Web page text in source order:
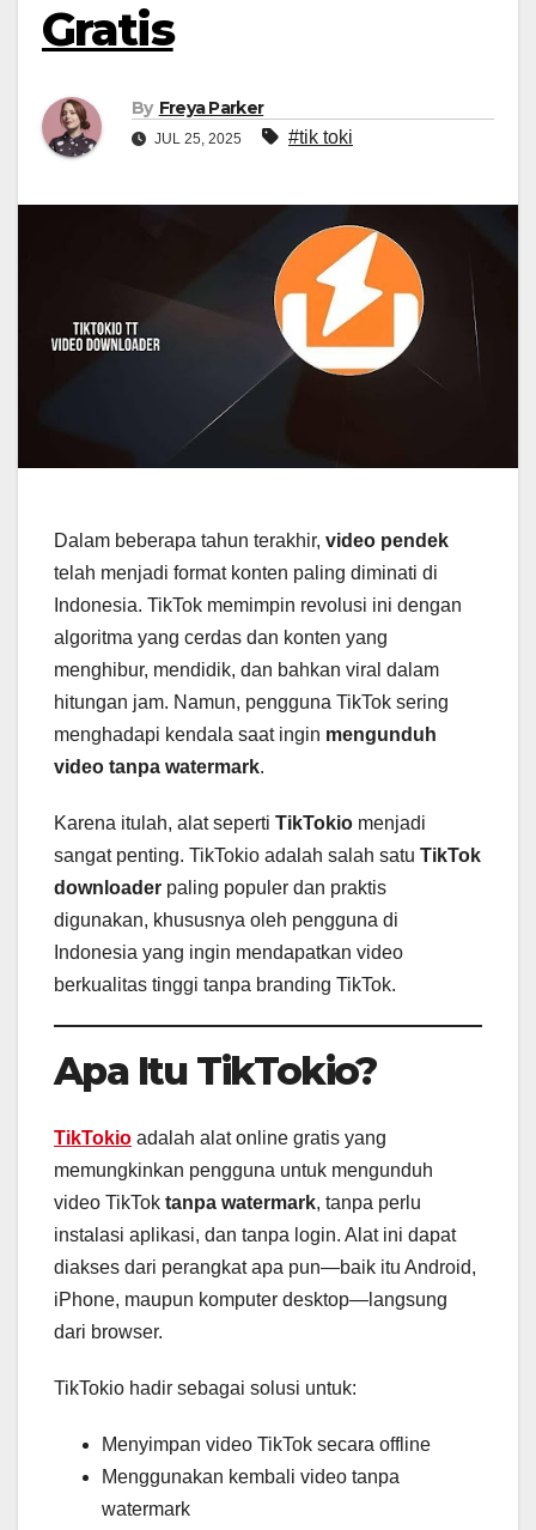
Gratis
By Freya Parker
JUL 25, 2025 #tik toki
Dalam beberapa tahun terakhir, video pendek
telah menjadi format konten paling diminati di
Indonesia. TikTok memimpin revolusi ini dengan
algoritma yang cerdas dan konten yang
menghibur, mendidik, dan bahkan viral dalam
hitungan jam. Namun, pengguna TikTok sering
menghadapi kendala saat ingin mengunduh
video tanpa watermark.
Karena itulah, alat seperti TikTokio menjadi
sangat penting. TikTokio adalah salah satu TikTok
downloader paling populer dan praktis
digunakan, khususnya oleh pengguna di
Indonesia yang ingin mendapatkan video
berkualitas tinggi tanpa branding TikTok.
Apa Itu TikTokio?
TikTokio adalah alat online gratis yang
memungkinkan pengguna untuk mengunduh
video TikTok tanpa watermark, tanpa perlu
instalasi aplikasi, dan tanpa login. Alat ini dapat
diakses dari perangkat apa pun—baik itu Android,
iPhone, maupun komputer desktop—langsung
dari browser.
TikTokio hadir sebagai solusi untuk:
Menyimpan video TikTok secara offline
Menggunakan kembali video tanpa
watermark